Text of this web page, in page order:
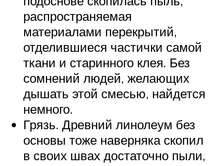
распространяемая
материалами перекрытий,
отделившиеся частички самой
ткани и старинного клея. Без
сомнений людей, желающих
дышать этой смесью, найдется
немного.
Грязь. Древний линолеум без
основы тоже наверняка скопил
в своих швах достаточно пыли,